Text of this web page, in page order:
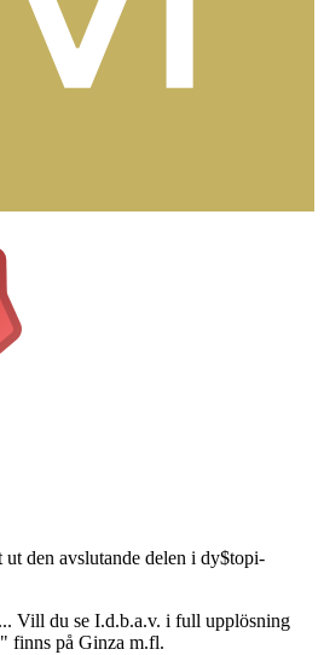
den avslutande delen i dy$topi-
Vill du se I.d.b.a.v. i full upplösning
finns på Ginza m.fl.